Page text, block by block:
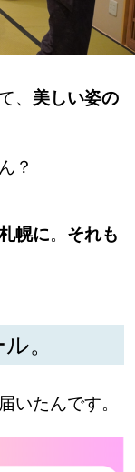
、 美しい姿の
？
幌に。 それも
。
いたんです。